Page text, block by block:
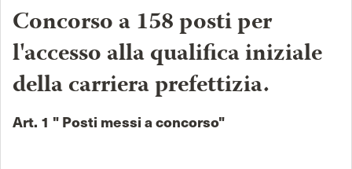
Concorso a 158 posti per
l'accesso alla qualifica iniziale
della carriera prefettizia.
Art. 1 " Posti messi a concorso"